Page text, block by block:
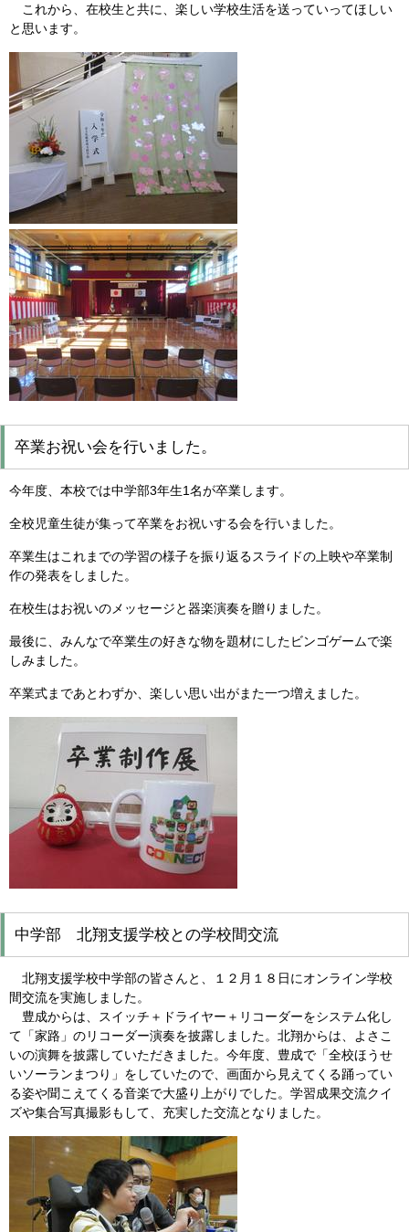
これから、在校生と共に、楽しい学校生活を送っていってほしい
と思います。
卒業お祝い会を行いました。
今年度、本校では中学部3年生1名が卒業します。
全校児童生徒が集って卒業をお祝いする会を行いました。
卒業生はこれまでの学習の様子を振り返るスライドの上映や卒業制
作の発表をしました。
在校生はお祝いのメッセージと器楽演奏を贈りました。
最後に、みんなで卒業生の好きな物を題材にしたビンゴゲームで楽
しみました。
卒業式まであとわずか、楽しい思い出がまた一つ増えました。
中学部 北翔支援学校との学校間交流
北翔支援学校中学部の皆さんと、１２月１８日にオンライン学校
間交流を実施しました。
豊成からは、スイッチ＋ドライヤー＋リコーダーをシステム化し
て「家路」のリコーダー演奏を披露しました。北翔からは、よさこ
いの演舞を披露していただきました。今年度、豊成で「全校ほうせ
いソーランまつり」をしていたので、画面から見えてくる踊ってい
る姿や聞こえてくる音楽で大盛り上がりでした。学習成果交流クイ
ズや集合写真撮影もして、充実した交流となりました。